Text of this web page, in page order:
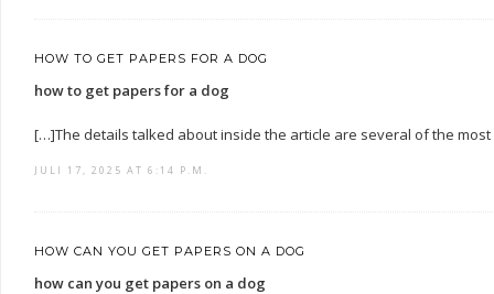
HOW TO GET PAPERS FOR A DOG
how to get papers for a dog
[…]The details talked about inside the article are several of the
JULI 17, 2025 AT 6:14 P.M.
HOW CAN YOU GET PAPERS ON A DOG
how can you get papers on a dog